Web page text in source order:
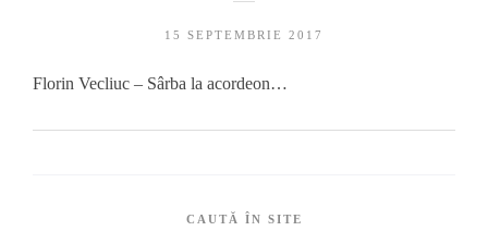
15 SEPTEMBRIE 2017
Florin Vecliuc – Sârba la acordeon…
CAUTĂ ÎN SITE